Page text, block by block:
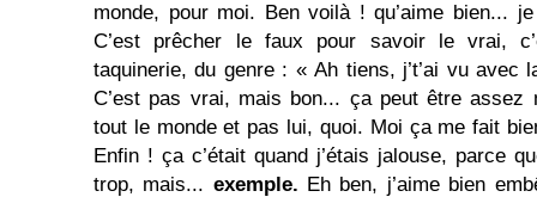
monde, pour moi. Ben voilà ! qu’aime bien...
C’est prêcher le faux pour savoir le vrai,
taquinerie, du genre : « Ah tiens, j’t’ai vu avec
C’est pas vrai, mais bon... ça peut être assez
tout le monde et pas lui, quoi. Moi ça me fait
Enfin ! ça c’était quand j’étais jalouse, parce
trop, mais... exemple. Eh ben, j’aime bien